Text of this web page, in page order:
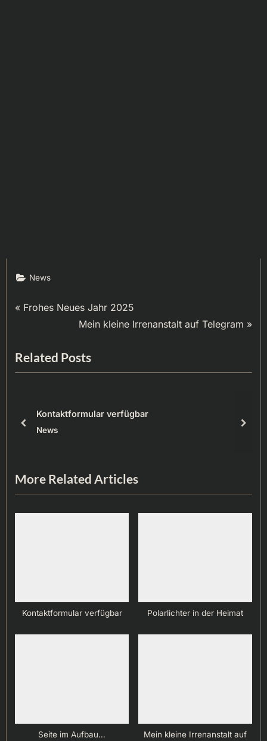
News
Beitragsnavigation
P
v
i
s
s
Frohes Neues Jahr 2025
N
x
t
Mein kleine Irrenanstalt auf Telegram
Related Posts
Kontaktformular verfügbar
News
prev next
More Related Articles
Kontaktformular verfügbar Polarlichter in der Heimat
Seite im Aufbau… Mein kleine Irrenanstalt auf